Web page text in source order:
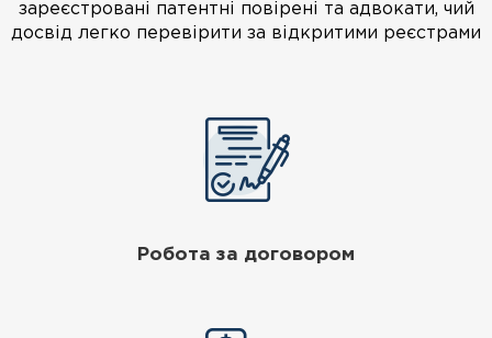
зареєстровані патентні повірені та адвокати, чий
досвід легко перевірити за відкритими реєстрами
Робота за договором